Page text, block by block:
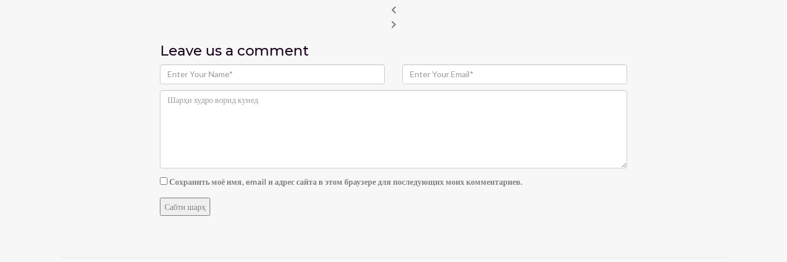
Leave us a comment
Сохранить моё имя, email и адрес сайта в этом браузере для последующих моих комментариев.